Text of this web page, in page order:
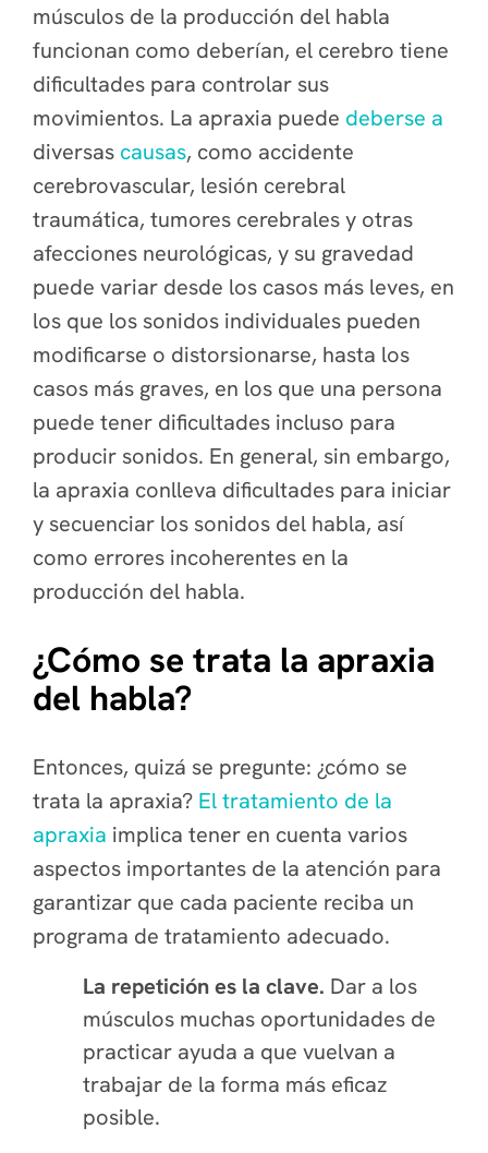
músculos de la producción del habla
funcionan como deberían, el cerebro tiene
dificultades para controlar sus
movimientos. La apraxia puede deberse a
diversas causas, como accidente
cerebrovascular, lesión cerebral
traumática, tumores cerebrales y otras
afecciones neurológicas, y su gravedad
puede variar desde los casos más leves, en
los que los sonidos individuales pueden
modificarse o distorsionarse, hasta los
casos más graves, en los que una persona
puede tener dificultades incluso para
producir sonidos. En general, sin embargo,
la apraxia conlleva dificultades para iniciar
y secuenciar los sonidos del habla, así
como errores incoherentes en la
producción del habla.
¿Cómo se trata la apraxia
del habla?
Entonces, quizá se pregunte: ¿cómo se
trata la apraxia? El tratamiento de la
apraxia implica tener en cuenta varios
aspectos importantes de la atención para
garantizar que cada paciente reciba un
programa de tratamiento adecuado.
La repetición es la clave. Dar a los
músculos muchas oportunidades de
practicar ayuda a que vuelvan a
trabajar de la forma más eficaz
posible.